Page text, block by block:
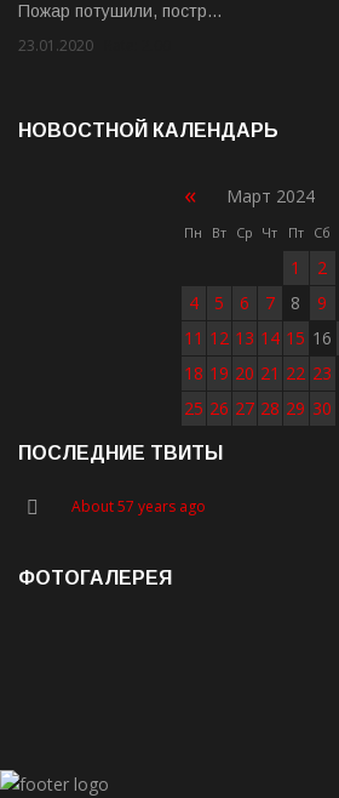
Пожар потушили, постр…
23.01.2020
НОВОСТНОЙ КАЛЕНДАРЬ
« Март 2024
Пн Вт Ср Чт Пт Сб
1 2
4
5 6 7 8 9
11 12 13 14 15 16
18 19 20 21 22 23
25 26 27 28 29 30
ПОСЛЕДНИЕ ТВИТЫ
About 57 years ago
ФОТОГАЛЕРЕЯ